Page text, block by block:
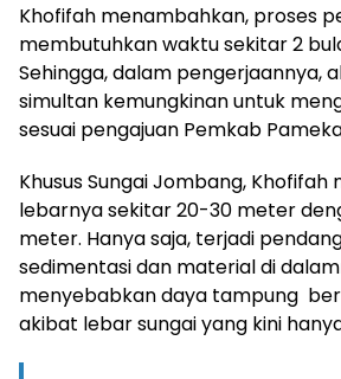
Khofifah menambahkan, proses
membutuhkan waktu sekitar 2
Sehingga, dalam pengerjaannya,
simultan kemungkinan untuk
sesuai pengajuan Pemkab
Khusus Sungai Jombang, Khofifah
lebarnya sekitar 20-30 meter
meter. Hanya saja, terjadi
sedimentasi dan material di
menyebabkan daya tampung
akibat lebar sungai yang kini